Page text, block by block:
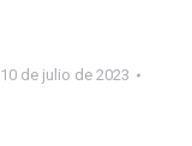
10 de julio de 2023